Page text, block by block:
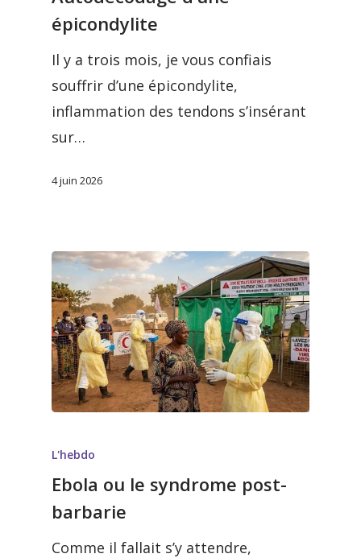
épicondylite
Il y a trois mois, je vous confiais
souffrir d’une épicondylite,
inflammation des tendons s’insérant
sur…
4 juin 2026
L'hebdo
Ebola ou le syndrome post-
barbarie
Comme il fallait s’y attendre,